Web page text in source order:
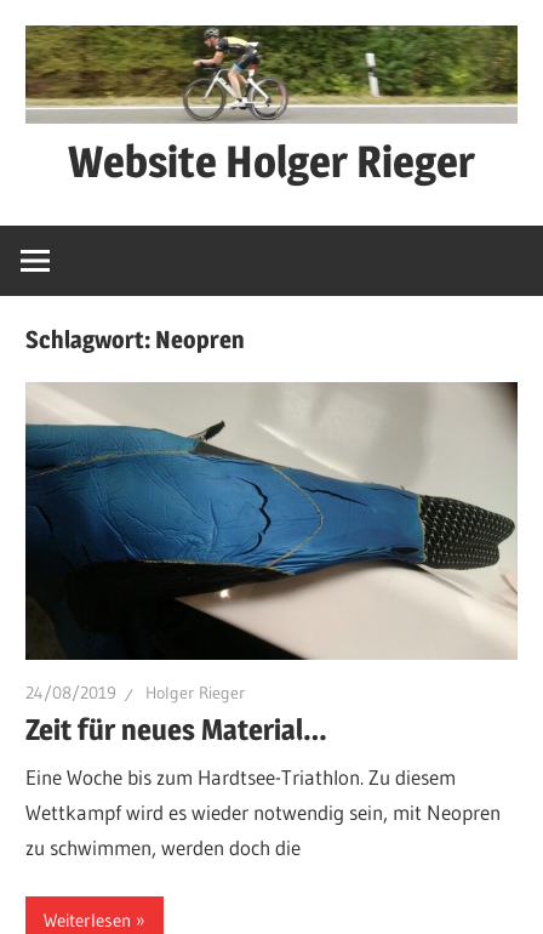
Inhalt
springen
Website Holger Rieger
schwätza
Schlagwort: Neopren
24/08/2019 Holger Rieger
Zeit für neues Material…
Eine Woche bis zum Hardtsee-Triathlon. Zu diesem
Wettkampf wird es wieder notwendig sein, mit Neopren
zu schwimmen, werden doch die
Weiterlesen